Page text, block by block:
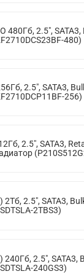
480Гб, 2.5",
480)
2.5", SATA3,
256)
2.5", SATA3,
2Тб, 2.5", SATA3,
2TBS3)
240Гб, 2.5", SATA3,
240GS3)